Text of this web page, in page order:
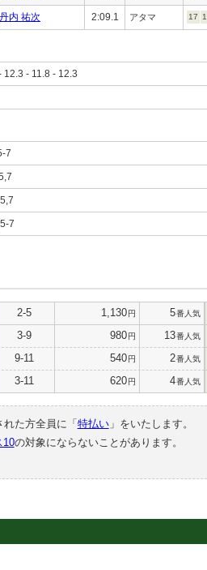
丹内 祐次 2:09.1 アタマ 17
12.3 - 11.8 - 12.3
7
7
2-5 1,130円 5番人気
3-9 980円 13番人気
9-11 540円 2番人気
3-11 620円 4番人気
た方全員に「 特払い」をいたします。
10の対象にならないことがあります。